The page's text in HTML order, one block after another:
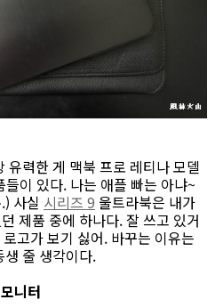
유력한 게 맥북 프로 레티나 모델
이 있다. 나는 애플 빠는 아냐~
사실 시리즈 9 울트라북은 내가
제품 중에 하나다. 잘 쓰고 있거
고가 보기 싫어. 바꾸는 이유는
줄 생각이다.
모니터